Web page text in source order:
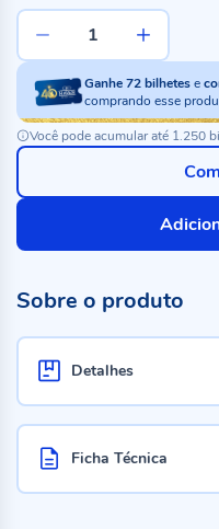
Ganhe72bilhetese
comprando esse
Você pode acumular até 1.250
Sobre o produto
Detalhes
Ficha Técnica